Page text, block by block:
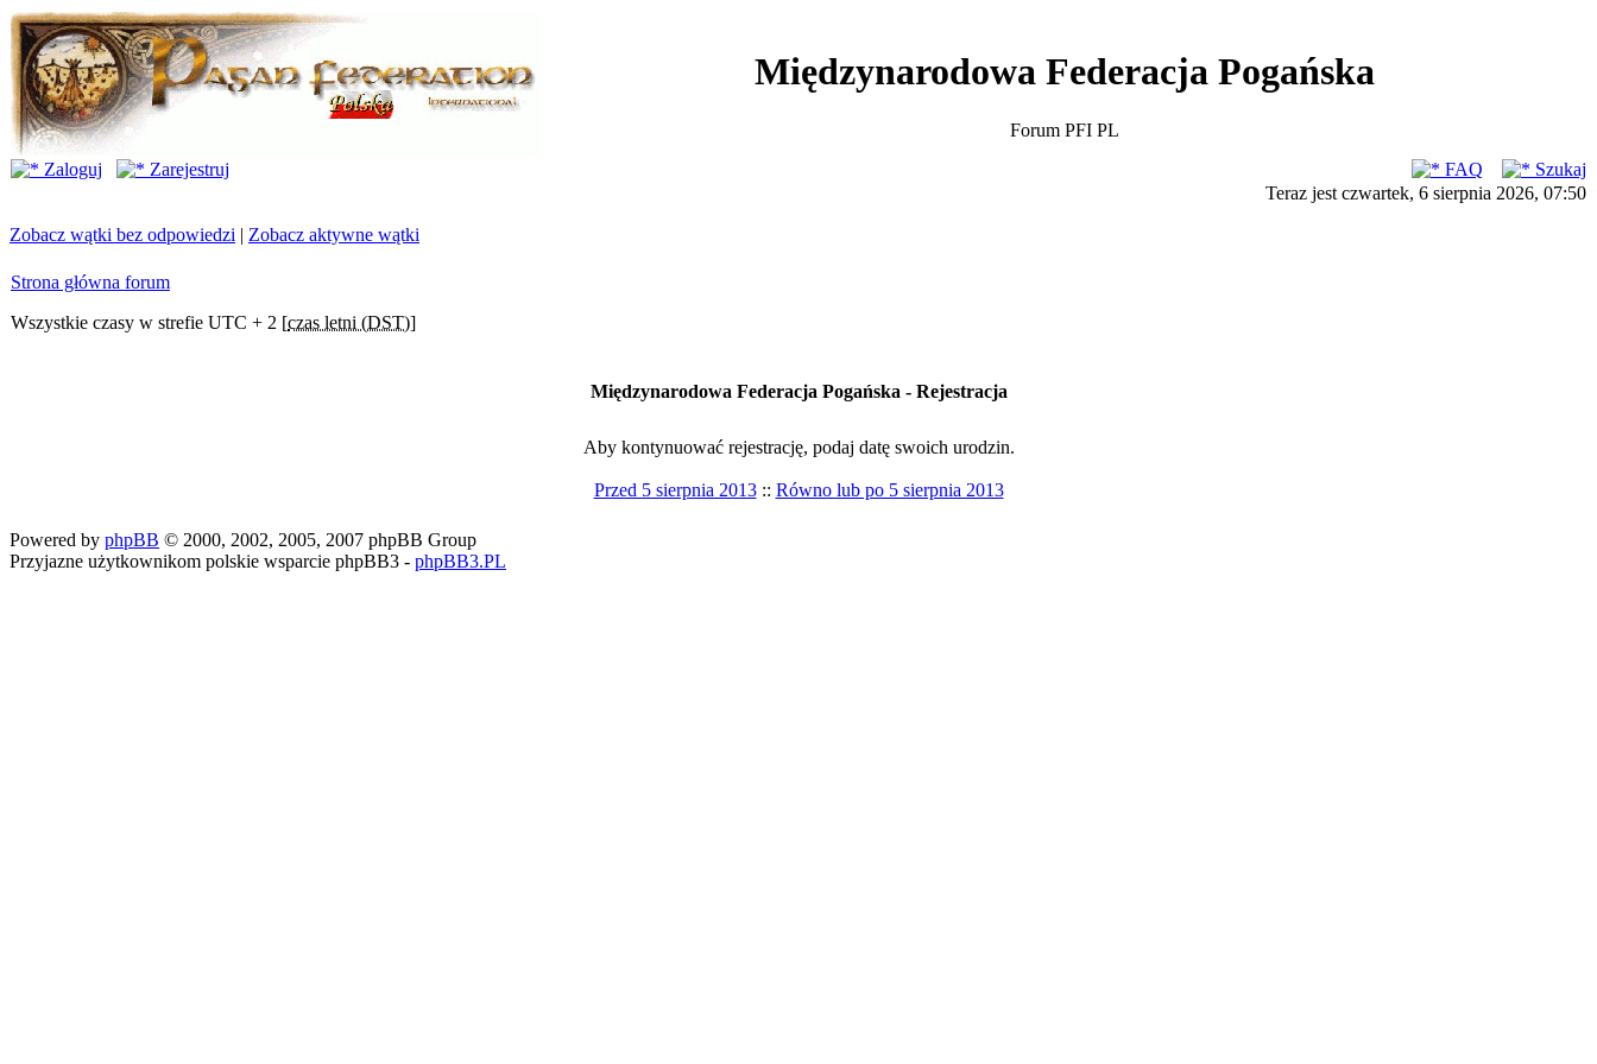
Międzynarodowa Federacja Pogańska
Forum PFI PL
Zaloguj
Zarejestruj FAQ
Szukaj
Teraz jest czwartek, 6 sierpnia 2026, 07:50
Zobacz wątki bez odpowiedzi | Zobacz aktywne wątki
Strona główna forum
Wszystkie czasy w strefie UTC + 2 [czas letni (DST)]
Międzynarodowa Federacja Pogańska - Rejestracja
Aby kontynuować rejestrację, podaj datę swoich urodzin.
Przed 5 sierpnia 2013:: Równo lub po 5 sierpnia 2013
Powered by phpBB © 2000, 2002, 2005, 2007 phpBB Group
Przyjazne użytkownikom polskie wsparcie phpBB3 - phpBB3.PL